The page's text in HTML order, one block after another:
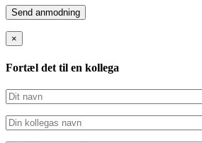
×
Fortæl det til en kollega